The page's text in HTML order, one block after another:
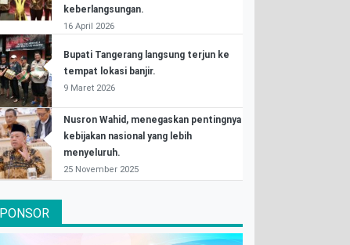
keberlangsungan.
16 April 2026
Bupati Tangerang langsung terjun ke
tempat lokasi banjir.
9 Maret 2026
Nusron Wahid, menegaskan pentingnya
kebijakan nasional yang lebih
menyeluruh.
25 November 2025